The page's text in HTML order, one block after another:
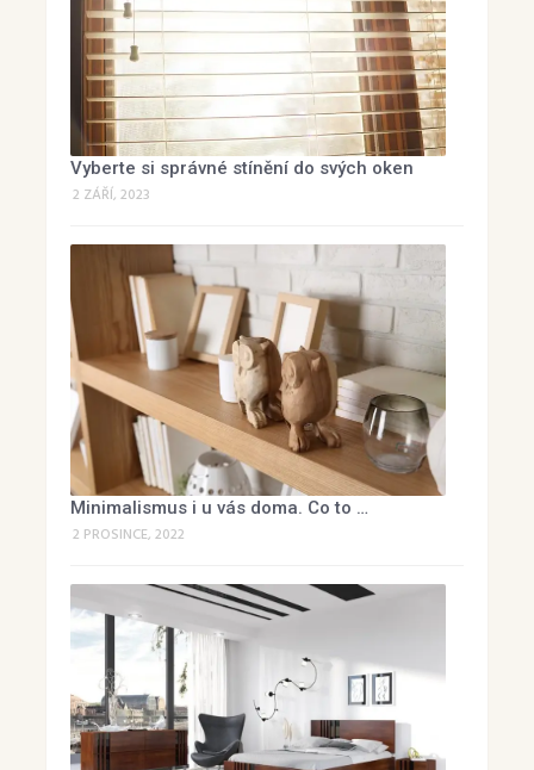
Vyberte si správné stínění do svých oken
2 ZÁŘÍ, 2023
Minimalismus i u vás doma. Co to …
2 PROSINCE, 2022